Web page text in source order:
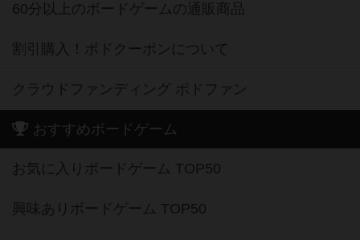
60分以上のボードゲームの通販商品
割引購入！ボドクーポンについて
クラウドファンディング ボドファン
おすすめボードゲーム
お気に入りボードゲーム TOP50
興味ありボードゲーム TOP50